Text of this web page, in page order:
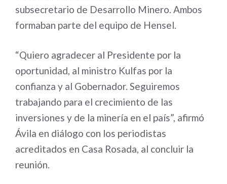
subsecretario de Desarrollo Minero. Ambos
formaban parte del equipo de Hensel.
“Quiero agradecer al Presidente por la
oportunidad, al ministro Kulfas por la
confianza y al Gobernador. Seguiremos
trabajando para el crecimiento de las
inversiones y de la minería en el país”, afirmó
Ávila en diálogo con los periodistas
acreditados en Casa Rosada, al concluir la
reunión.